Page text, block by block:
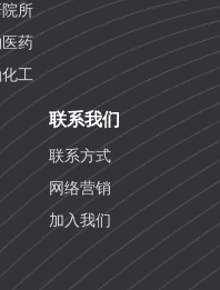
所
药
工
工业
路
检
境
联系我们
联系方式
网络营销
加入我们